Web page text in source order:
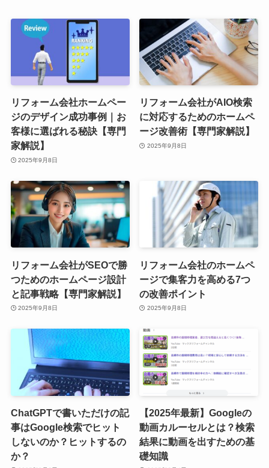
リフォーム会社ホームペー
ジのデザイン成功事例｜お
客様に選ばれる秘訣【専門
家解説】
2025年9月8日
リフォーム会社がAIO検索
に対応するためのホームペ
ージ改善術【専門家解説】
2025年9月8日
リフォーム会社がSEOで勝
つためのホームページ設計
と記事戦略【専門家解説】
2025年9月8日
リフォーム会社のホームペ
ージで集客力を高める7つ
の改善ポイント
2025年9月8日
ChatGPTで書いただけの記
事はGoogle検索でヒット
しないのか？ヒットするの
か？
【2025年最新】Googleの
動画カルーセルとは？検索
結果に動画を出すための基
礎知識